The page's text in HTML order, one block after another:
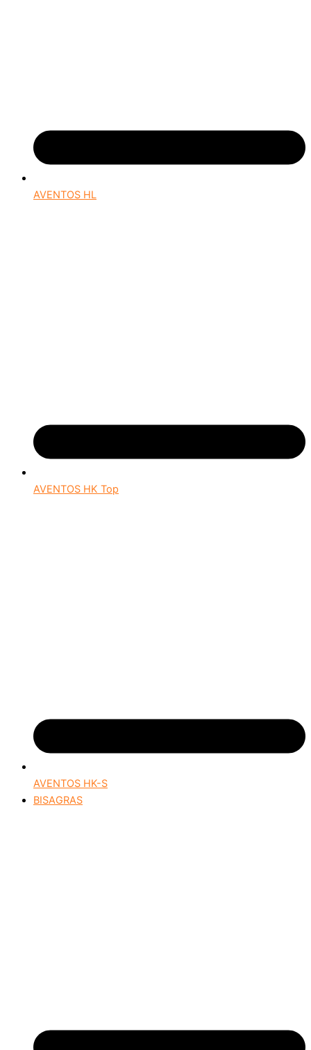
AVENTOS HL
AVENTOS HK Top
AVENTOS HK-S
BISAGRAS